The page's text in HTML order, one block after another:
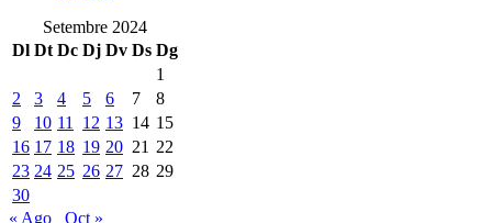
Setembre 2024
Dl Dt Dc Dj Dv Ds Dg
1
2
3 4 5 6 7
8
9
10 11 12 13 14 15
16 17 18 19 20 21 22
23 24 25 26 27 28 29
30
« Ago
Oct »